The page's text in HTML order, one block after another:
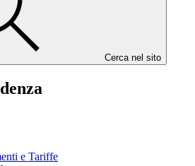
Cerca nel sito
e Tariffe